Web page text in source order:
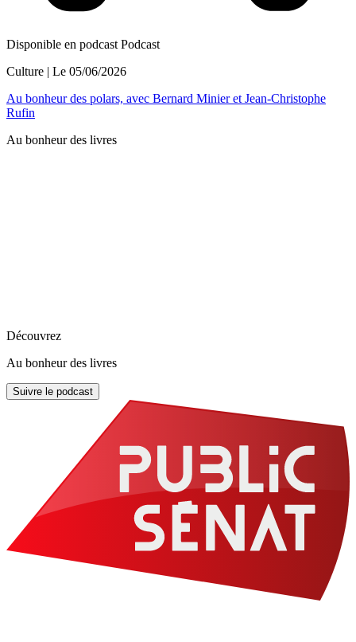
Disponible en podcast Podcast
Culture | Le 05/06/2026
Au bonheur des polars, avec Bernard Minier et Jean-Christophe
Rufin
Au bonheur des livres
Découvrez
Au bonheur des livres
Suivre le podcast